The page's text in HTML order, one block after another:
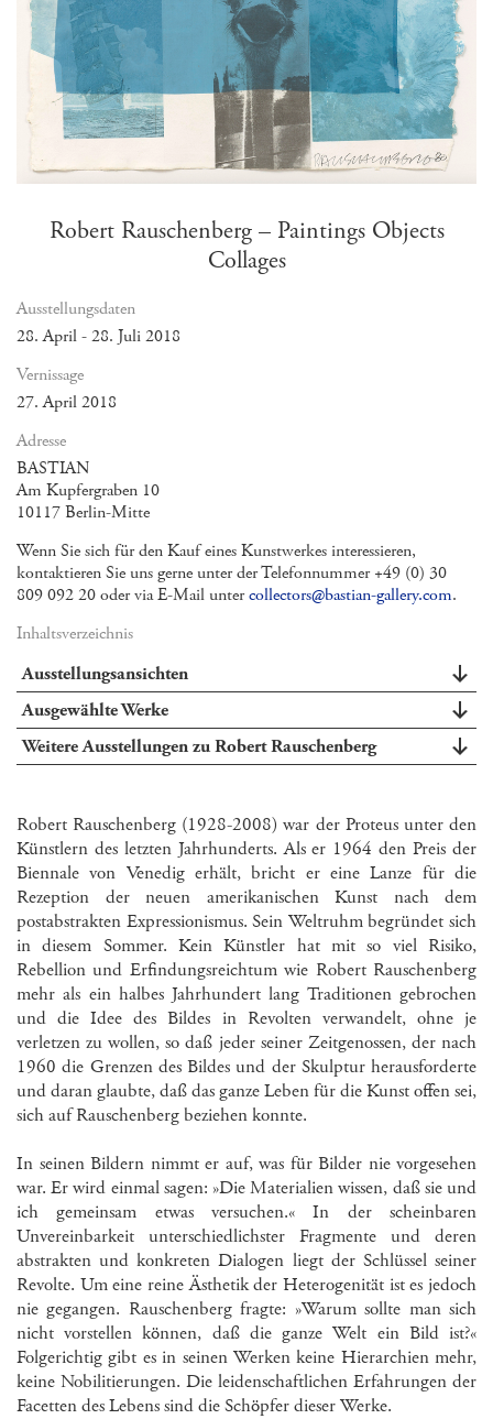
Robert Rauschenberg – Paintings Objects
Collages
Ausstellungsdaten
28. April - 28. Juli 2018
Vernissage
27. April 2018
Adresse
BASTIAN
Am Kupfergraben 10
10117 Berlin-Mitte
Wenn Sie sich für den Kauf eines Kunstwerkes interessieren,
kontaktieren Sie uns gerne unter der Telefonnummer +49 (0) 30
809 092 20 oder via E-Mail untercollectors@bastian-gallery.com.
Inhaltsverzeichnis
Ausstellungsansichten
Ausgewählte Werke
Weitere Ausstellungen zu Robert Rauschenberg
Robert Rauschenberg (1928-2008) war der Proteus unter den
Künstlern des letzten Jahrhunderts. Als er 1964 den Preis der
Biennale von Venedig erhält, bricht er eine Lanze für die
Rezeption der neuen amerikanischen Kunst nach dem
postabstrakten Expressionismus. Sein Weltruhm begründet sich
in diesem Sommer. Kein Künstler hat mit so viel Risiko,
Rebellion und Erfindungsreichtum wie Robert Rauschenberg
mehr als ein halbes Jahrhundert lang Traditionen gebrochen
und die Idee des Bildes in Revolten verwandelt, ohne je
verletzen zu wollen, so daß jeder seiner Zeitgenossen, der nach
1960 die Grenzen des Bildes und der Skulptur herausforderte
und daran glaubte, daß das ganze Leben für die Kunst offen sei,
sich auf Rauschenberg beziehen konnte.
In seinen Bildern nimmt er auf, was für Bilder nie vorgesehen
war. Er wird einmal sagen: »Die Materialien wissen, daß sie und
ich gemeinsam etwas versuchen.« In der scheinbaren
Unvereinbarkeit unterschiedlichster Fragmente und deren
abstrakten und konkreten Dialogen liegt der Schlüssel seiner
Revolte. Um eine reine Ästhetik der Heterogenität ist es jedoch
nie gegangen. Rauschenberg fragte: »Warum sollte man sich
nicht vorstellen können, daß die ganze Welt ein Bild ist?«
Folgerichtig gibt es in seinen Werken keine Hierarchien mehr,
keine Nobilitierungen. Die leidenschaftlichen Erfahrungen der
Facetten des Lebens sind die Schöpfer dieser Werke.